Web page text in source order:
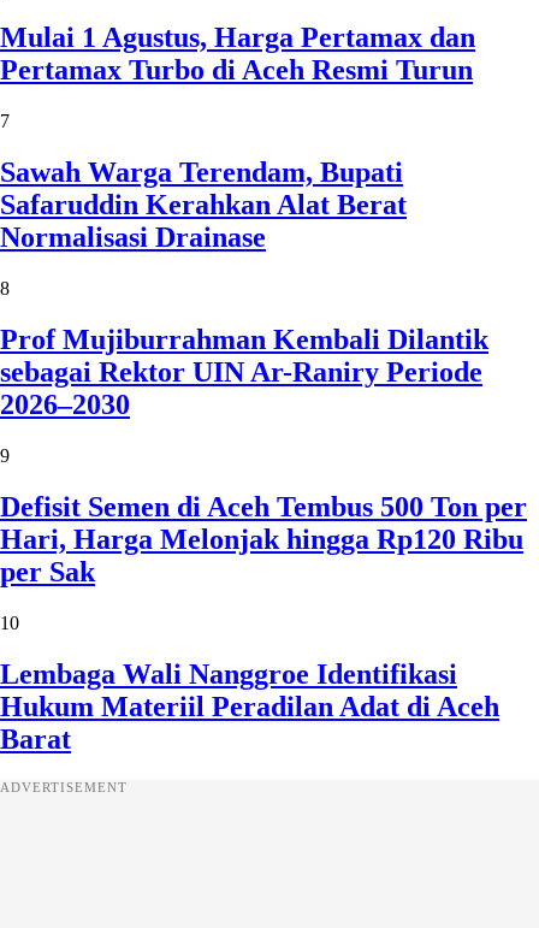
Mulai 1 Agustus, Harga Pertamax dan
Pertamax Turbo di Aceh Resmi Turun
7
Sawah Warga Terendam, Bupati
Safaruddin Kerahkan Alat Berat
Normalisasi Drainase
8
Prof Mujiburrahman Kembali Dilantik
sebagai Rektor UIN Ar-Raniry Periode
2026–2030
9
Defisit Semen di Aceh Tembus 500 Ton per
Hari, Harga Melonjak hingga Rp120 Ribu
per Sak
10
Lembaga Wali Nanggroe Identifikasi
Hukum Materiil Peradilan Adat di Aceh
Barat
ADVERTISEMENT